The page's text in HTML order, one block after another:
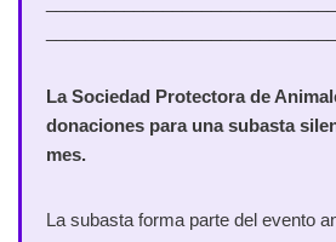
La Sociedad Protectora de
donaciones para una subasta
mes.
La subasta forma parte del evento